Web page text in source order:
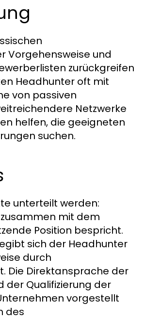
Vorgehensweise und
zurückgreifen
Headhunter oft mit
von passiven
Netzwerke
helfen, die geeigneten
suchen.
unterteilt werden:
mit dem
Position bespricht.
sich der Headhunter
durch
Die Direktansprache der
der Qualifizierung der
vorgestellt
des